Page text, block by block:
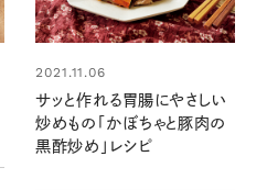
2021.11.06
サッと作れる胃腸にやさしい
炒めもの「かぼちゃと豚肉の
黒酢炒め」レシピ